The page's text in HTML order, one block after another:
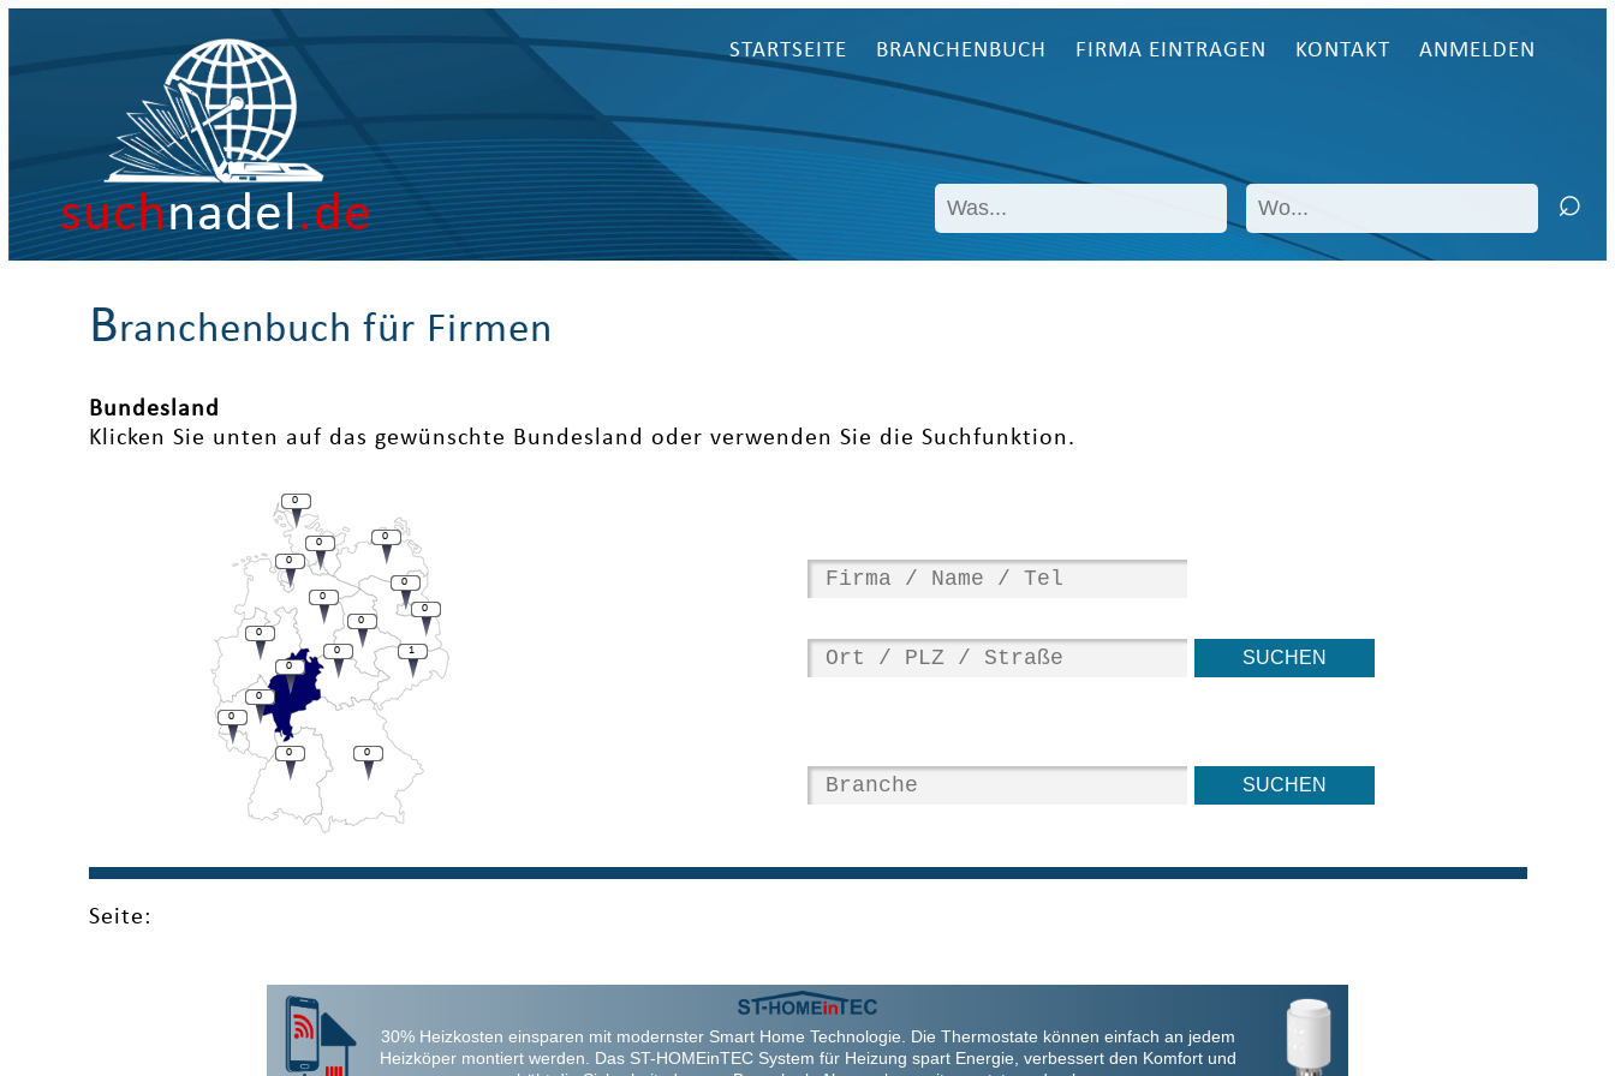
suchnadel.de
STARTSEITE BRANCHENBUCH FIRMA EINTRAGEN KONTAKT ANMELDEN
Branchenbuch für Firmen
Bundesland
Klicken Sie unten auf das gewünschte Bundesland oder verwenden Sie die Suchfunktion.
1
0
0
0
0
0
0
0
0
0
0
0
0
0
0
0
Seite:
30% Heizkosten einsparen mit modernster Smart Home Technologie. Die Thermostate können einfach an jedem
Heizköper montiert werden. Das ST-HOMEinTEC System für Heizung spart Energie, verbessert den Komfort und